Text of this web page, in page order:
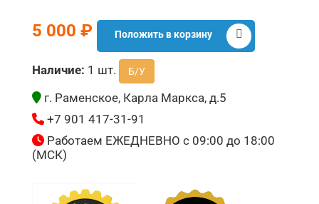
5 000 ₽ Положить в корзину
Наличие: 1 шт. Б/У
г. Раменское, Карла Маркса, д.5
+7 901 417-31-91
Работаем ЕЖЕДНЕВНО с 09:00 до 18:00
(МСК)